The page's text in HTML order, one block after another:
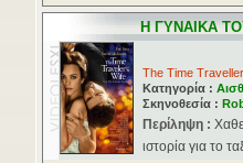
H ΓΥΝΑΙΚΑ
The Time
Κατηγορία :
Σκηνοθεσία :
Περίληψη :
ιστορία για το